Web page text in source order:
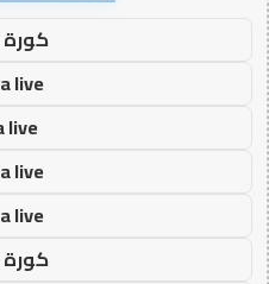
live
live
live
live